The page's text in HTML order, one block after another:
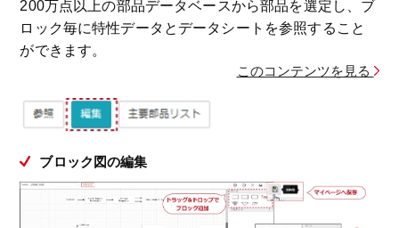
200万点以上の部品データベースから部品を選定し、ブ
ロック毎に特性データとデータシートを参照すること
ができます。
このコンテンツを見る
ブロック図の編集